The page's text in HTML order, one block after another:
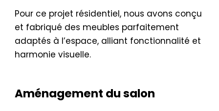
Pour ce projet résidentiel, nous avons conçu
et fabriqué des meubles parfaitement
adaptés à l’espace, alliant fonctionnalité et
harmonie visuelle.
Aménagement du salon